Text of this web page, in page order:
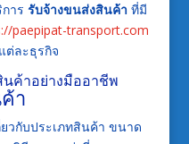
าร รับจ้างขนส่งสินค้า ที่มี
paepipat-transport.com
ต่ละธุรกิจ
ค้าอย่างมืออาชีพ
า
วกับประเภทสินค้า ขนาด